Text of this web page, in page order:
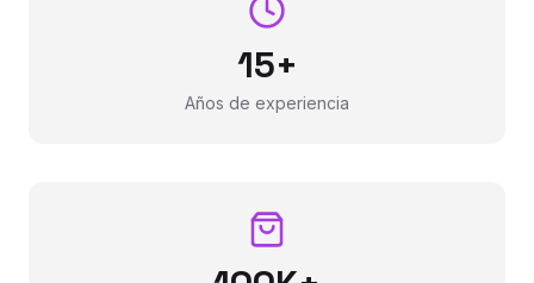
15+
Años de experiencia